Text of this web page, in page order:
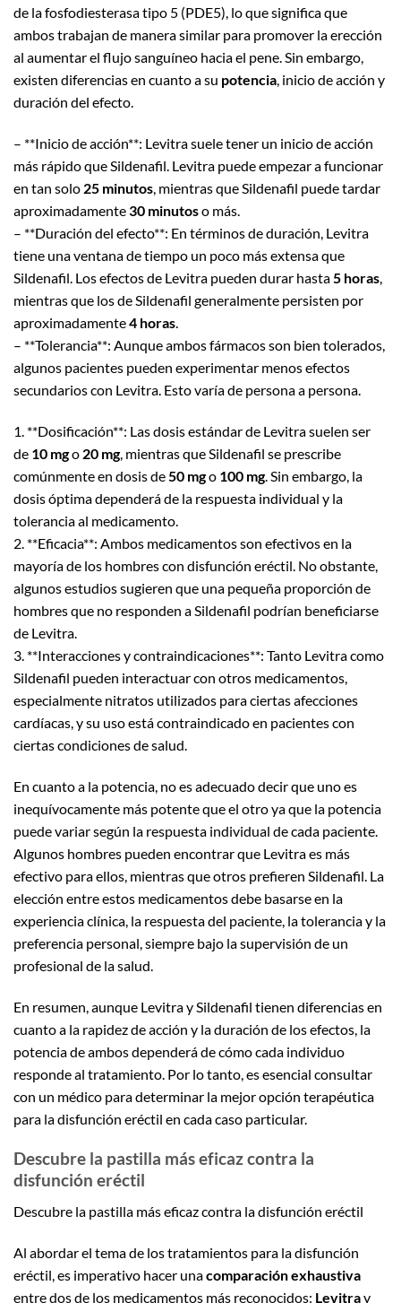
de la fosfodiesterasa tipo 5 (PDE5), lo que significa que
ambos trabajan de manera similar para promover la erección
al aumentar el flujo sanguíneo hacia el pene. Sin embargo,
existen diferencias en cuanto a su potencia, inicio de acción y
duración del efecto.
– **Inicio de acción**: Levitra suele tener un inicio de acción
más rápido que Sildenafil. Levitra puede empezar a funcionar
en tan solo 25 minutos, mientras que Sildenafil puede tardar
aproximadamente30 minutoso más.
– **Duración del efecto**: En términos de duración, Levitra
tiene una ventana de tiempo un poco más extensa que
Sildenafil. Los efectos de Levitra pueden durar hasta5 horas,
mientras que los de Sildenafil generalmente persisten por
aproximadamente4 horas.
– **Tolerancia**: Aunque ambos fármacos son bien tolerados,
algunos pacientes pueden experimentar menos efectos
secundarios con Levitra. Esto varía de persona a persona.
1. **Dosificación**: Las dosis estándar de Levitra suelen ser
de 10 mgo 20 mg, mientras que Sildenafil se prescribe
comúnmente en dosis de50 mgo 100 mg. Sin embargo, la
dosis óptima dependerá de la respuesta individual y la
tolerancia al medicamento.
2. **Eficacia**: Ambos medicamentos son efectivos en la
mayoría de los hombres con disfunción eréctil. No obstante,
algunos estudios sugieren que una pequeña proporción de
hombres que no responden a Sildenafil podrían beneficiarse
de Levitra.
3. **Interacciones y contraindicaciones**: Tanto Levitra como
Sildenafil pueden interactuar con otros medicamentos,
especialmente nitratos utilizados para ciertas afecciones
cardíacas, y su uso está contraindicado en pacientes con
ciertas condiciones de salud.
En cuanto a la potencia, no es adecuado decir que uno es
inequívocamente más potente que el otro ya que la potencia
puede variar según la respuesta individual de cada paciente.
Algunos hombres pueden encontrar que Levitra es más
efectivo para ellos, mientras que otros prefieren Sildenafil. La
elección entre estos medicamentos debe basarse en la
experiencia clínica, la respuesta del paciente, la tolerancia y la
preferencia personal, siempre bajo la supervisión de un
profesional de la salud.
En resumen, aunque Levitra y Sildenafil tienen diferencias en
cuanto a la rapidez de acción y la duración de los efectos, la
potencia de ambos dependerá de cómo cada individuo
responde al tratamiento. Por lo tanto, es esencial consultar
con un médico para determinar la mejor opción terapéutica
para la disfunción eréctil en cada caso particular.
Descubre la pastilla más eficaz contra la
disfunción eréctil
Descubre la pastilla más eficaz contra la disfunción eréctil
Al abordar el tema de los tratamientos para la disfunción
eréctil, es imperativo hacer unacomparación exhaustiva
entre dos de los medicamentos más reconocidos: Levitray